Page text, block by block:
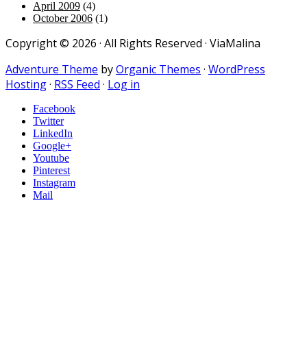
April 2009 (4)
October 2006 (1)
Copyright © 2026 · All Rights Reserved · ViaMalina
Adventure Theme byOrganic Themes · WordPress
Hosting· RSS Feed · Log in
Facebook
Twitter
LinkedIn
Google+
Youtube
Pinterest
Instagram
Mail